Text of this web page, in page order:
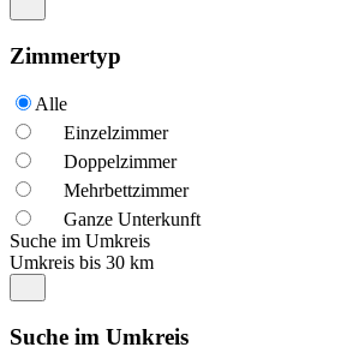
Zimmertyp
Alle
Einzelzimmer
Doppelzimmer
Mehrbettzimmer
Ganze Unterkunft
Suche im Umkreis
Umkreis bis 30 km
Suche im Umkreis